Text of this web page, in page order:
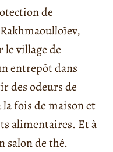
de
le village de
entrepôt dans
des odeurs de
fois de maison et
alimentaires. Et à
salon de thé.